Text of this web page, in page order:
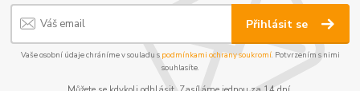
Přihlásit se
Vaše osobní údaje chráníme v souladu s podmínkami ochrany soukromí. Potvrzením s nimi
souhlasíte.